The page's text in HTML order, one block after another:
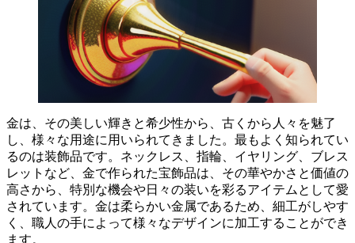
金は、その美しい輝きと希少性から、古くから人々を魅了
し、様々な用途に用いられてきました。 最もよく知られてい
るのは装飾品です。ネックレス、指輪、イヤリング、ブレス
レットなど、金で作られた宝飾品は、その華やかさ と価値の
高さから、特別な機会や日々の装いを彩るアイテムとして愛
されています。金は柔らかい金属であるため、細工がしやす
く、 職人の手によって様々なデザインに加工することができ
ます。